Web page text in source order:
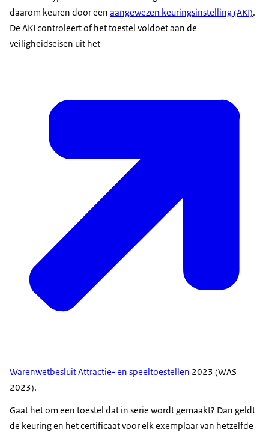
daarom keuren door een aangewezen keuringsinstelling (AKI).
De AKI controleert of het toestel voldoet aan de
veiligheidseisen uit het
Warenwetbesluit Attractie- en speeltoestellen 2023 (WAS
2023).
Gaat het om een toestel dat in serie wordt gemaakt? Dan geldt
de keuring en het certificaat voor elk exemplaar van hetzelfde